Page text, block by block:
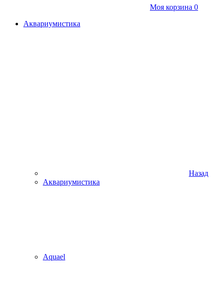
Моя корзина 0
Аквариумистика
Назад
Аквариумистика
Aquael